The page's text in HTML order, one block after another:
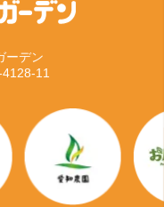
ーデン
11